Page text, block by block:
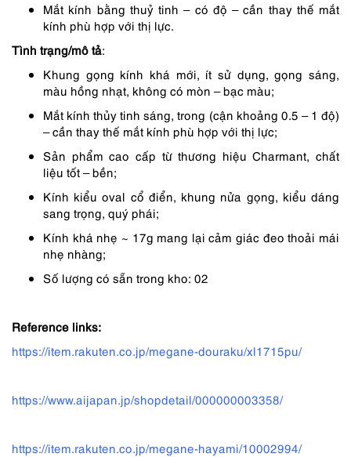
Mắt kính bằng thuỷ tinh – có độ – cần thay thế mắt
kính phù hợp với thị lực.
Tình trạng/mô tả:
Khung gọng kính khá mới, ít sử dụng, gọng sáng,
màu hồng nhạt, không có mòn – bạc màu;
Mắt kính thủy tinh sáng, trong (cận khoảng 0.5 – 1 độ)
– cần thay thế mắt kính phù hợp với thị lực;
Sản phẩm cao cấp từ thương hiệu Charmant, chất
liệu tốt – bền;
Kính kiểu oval cổ điển, khung nửa gọng, kiểu dáng
sang trọng, quý phái;
Kính khá nhẹ ~ 17g mang lại cảm giác đeo thoải mái
nhẹ nhàng;
Số lượng có sẵn trong kho: 02
Reference links:
https://item.rakuten.co.jp/megane-douraku/xl1715pu/
https://www.aijapan.jp/shopdetail/000000003358/
https://item.rakuten.co.jp/megane-hayami/10002994/